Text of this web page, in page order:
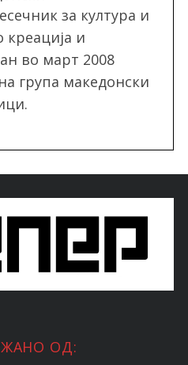
за култура и
креација и
во март 2008
група македонски
ОД: